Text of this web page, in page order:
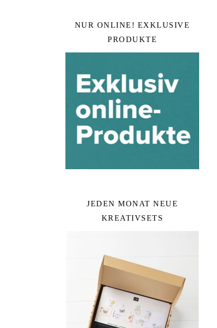
NUR ONLINE! EXKLUSIVE
PRODUKTE
JEDEN MONAT NEUE
KREATIVSETS